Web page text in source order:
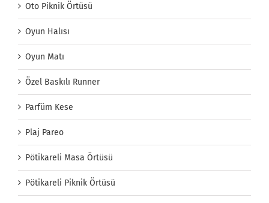
Oto Piknik Örtüsü
Oyun Halısı
Oyun Matı
Özel Baskılı Runner
Parfüm Kese
Plaj Pareo
Pötikareli Masa Örtüsü
Pötikareli Piknik Örtüsü